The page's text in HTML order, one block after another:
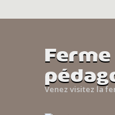
Ferme
Venez visitez la